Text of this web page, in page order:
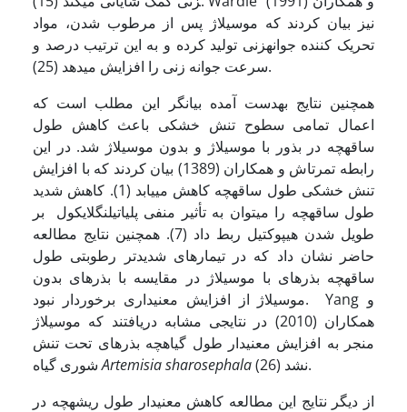
نیز بیان کردند که موسیلاژ پس از مرطوب شدن، مواد
تحریک کننده جوانه­زنی تولید کرده و به این ترتیب درصد و
سرعت جوانه زنی را افزایش می­دهد (25).
همچنین نتایج به­دست آمده بیانگر این مطلب است که
اعمال تمامی سطوح تنش خشکی باعث کاهش طول
ساقه­چه در بذور با موسیلاژ و بدون موسیلاژ شد. در این
رابطه تمرتاش و همکاران (1389) بیان کردند که با افزایش
تنش خشکی طول ساقه­چه کاهش می­یابد (1). کاهش شدید
طول ساقه­چه را می­توان به تأثیر منفی پلی­اتیلن­گلایکول بر
طویل شدن هیپوکتیل ربط داد (7). همچنین نتایج مطالعه
حاضر نشان داد که در تیمارهای شدید­تر رطوبتی طول
ساقه­چه بذرهای با موسیلاژ در مقایسه با بذرهای بدون
موسیلاژ از افزایش معنی­داری برخوردار نبود. Yang و
همکاران (2010) در نتایجی مشابه دریافتند که موسیلاژ
منجر به افزایش معنی­دار طول گیاهچه بذرهای تحت تنش
شوری گیاهArtemisia sharosephala
نشد (26).
از دیگر نتایج این مطالعه کاهش معنی­دار طول ریشه­چه در